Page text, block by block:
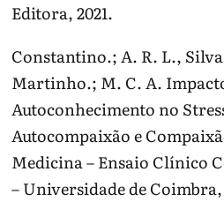
Editora, 2021.
Constantino.; A. R. L.,
Martinho.; M. C. A.
Autoconhecimento no
Autocompaixão e
Medicina – Ensaio Clínico
– Universidade de Coimbra,